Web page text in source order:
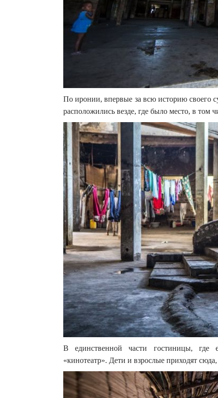
По иронии, впервые за всю историю своего
расположились везде, где было место, в том
В единственной части гостиницы, где
«кинотеатр». Дети и взрослые приходят